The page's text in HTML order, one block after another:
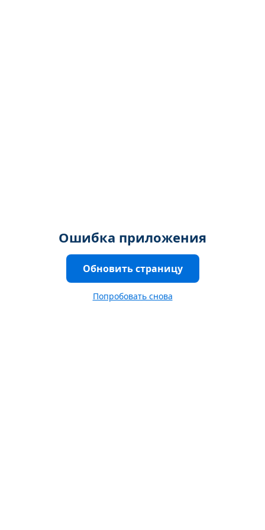
Ошибка приложения
Обновить страницу
Попробовать снова